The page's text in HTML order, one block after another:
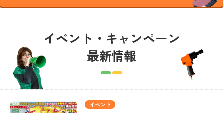
イベント・キャンペーン
最新情報
イベント